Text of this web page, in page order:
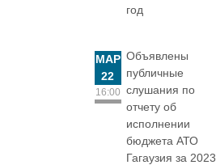
год
МАР
22
16:00
Объявлены
публичные
слушания по
отчету об
исполнении
бюджета АТО
Гагаузия за 2023